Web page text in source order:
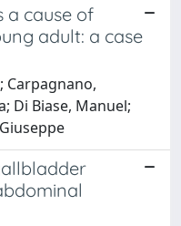
a cause of
adult: a case
Carpagnano,
Di Biase, Manuel;